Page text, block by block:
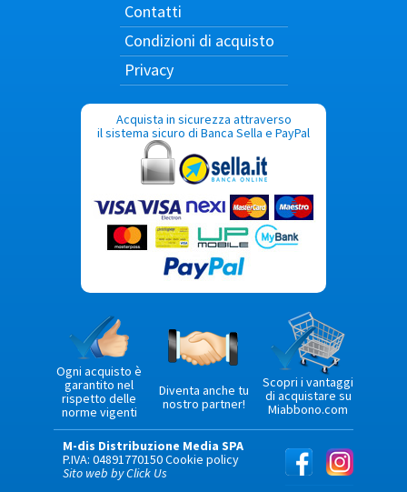
Contatti
Condizioni di acquisto
Privacy
Acquista in sicurezza attraverso
il sistema sicuro di Banca Sella e PayPal
Ogni acquisto è
garantito nel
rispetto delle
norme vigenti
Diventa anche tu
nostro partner!
Scopri i vantaggi
di acquistare su
Miabbono.com
M-dis Distribuzione Media SPA
P.IVA: 04891770150Cookie policy
Sito web by Click Us